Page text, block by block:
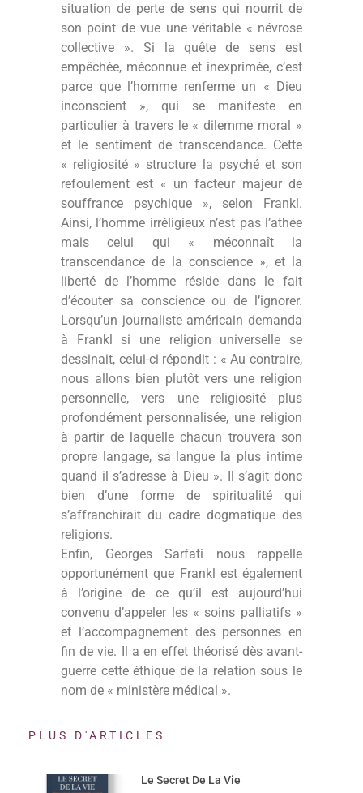
situation de perte de sens qui nourrit de
son point de vue une véritable « névrose
collective ». Si la quête de sens est
empêchée, méconnue et inexprimée, c’est
parce que l’homme renferme un « Dieu
inconscient », qui se manifeste en
particulier à travers le « dilemme moral »
et le sentiment de transcendance. Cette
« religiosité » structure la psyché et son
refoulement est « un facteur majeur de
souffrance psychique », selon Frankl.
Ainsi, l’homme irréligieux n’est pas l’athée
mais celui qui « méconnaît la
transcendance de la conscience », et la
liberté de l’homme réside dans le fait
d’écouter sa conscience ou de l’ignorer.
Lorsqu’un journaliste américain demanda
à Frankl si une religion universelle se
dessinait, celui-ci répondit : « Au contraire,
nous allons bien plutôt vers une religion
personnelle, vers une religiosité plus
profondément personnalisée, une religion
à partir de laquelle chacun trouvera son
propre langage, sa langue la plus intime
quand il s’adresse à Dieu ». Il s’agit donc
bien d’une forme de spiritualité qui
s’affranchirait du cadre dogmatique des
religions.
Enfin, Georges Sarfati nous rappelle
opportunément que Frankl est également
à l’origine de ce qu’il est aujourd’hui
convenu d’appeler les « soins palliatifs »
et l’accompagnement des personnes en
fin de vie. Il a en effet théorisé dès avant-
guerre cette éthique de la relation sous le
nom de « ministère médical ».
PLUS D'ARTICLES
Le Secret De La Vie